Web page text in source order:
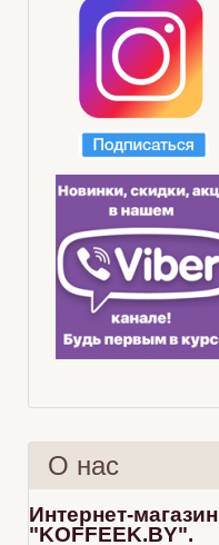
О нас
Интернет-магазин
"KOFFEEK.BY".